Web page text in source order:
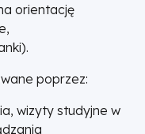
orientację
poprzez:
wizyty studyjne w